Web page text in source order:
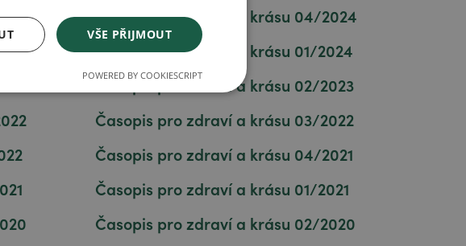
Časopis pro zdraví a krásu 04/2024
Časopis pro zdraví a krásu 01/2024
Časopis pro zdraví a krásu 02/2023
Časopis pro zdraví a krásu 03/2022
Časopis pro zdraví a krásu 04/2021
Časopis pro zdraví a krásu 01/2021
Časopis pro zdraví a krásu 02/2020
VŠE PŘIJMOUT
POWERED BY COOKIESCRIPT